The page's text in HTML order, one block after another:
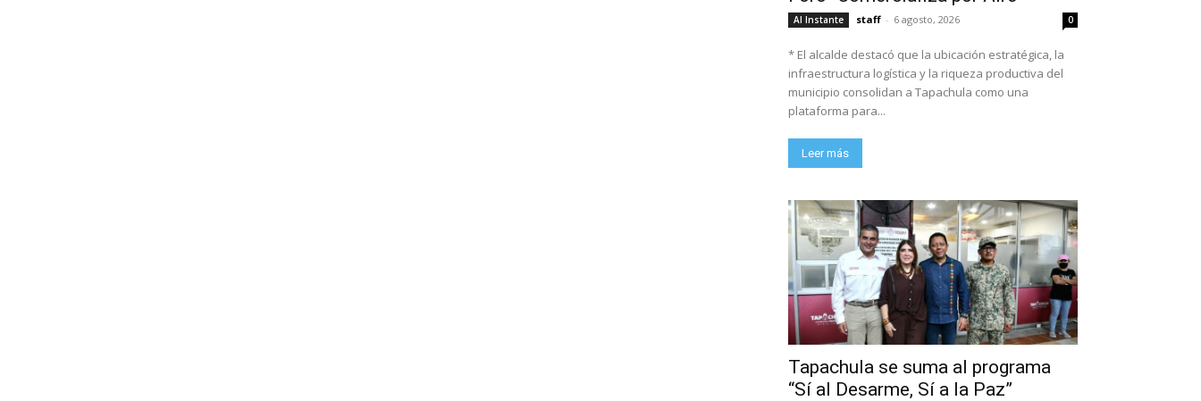
Al Instante staff - 6 agosto, 2026 0
* El alcalde destacó que la ubicación estratégica, la
infraestructura logística y la riqueza productiva del
municipio consolidan a Tapachula como una
plataforma para...
Leer más
Tapachula se suma al programa
“Sí al Desarme, Sí a la Paz”